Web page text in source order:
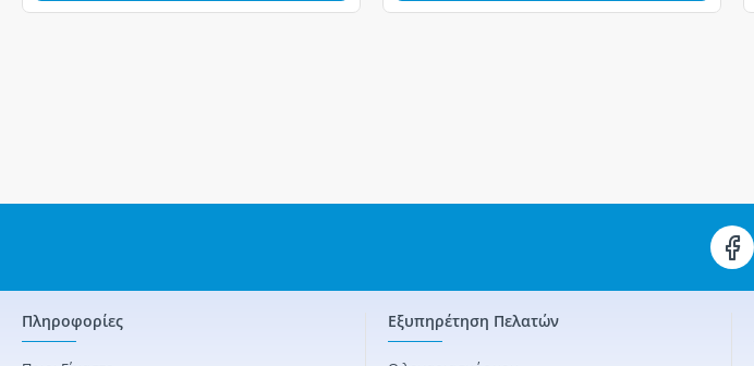
Πληροφορίες Εξυπηρέτηση Πελατών